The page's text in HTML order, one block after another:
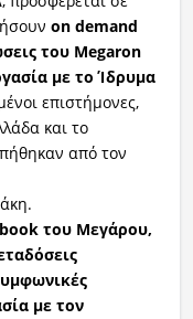
on demand
του Megaron
με το Ίδρυμα
επιστήμονες,
και το
από τον
του Mεγάρου,
με τον